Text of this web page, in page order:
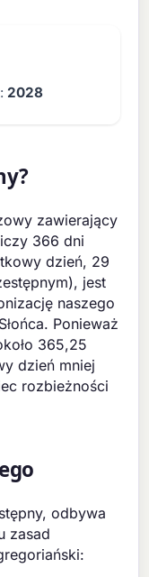
2028
zawierający
366 dni
dzień, 29
jest
naszego
Ponieważ
365,25
dzień mniej
rozbieżności
odbywa
zasad